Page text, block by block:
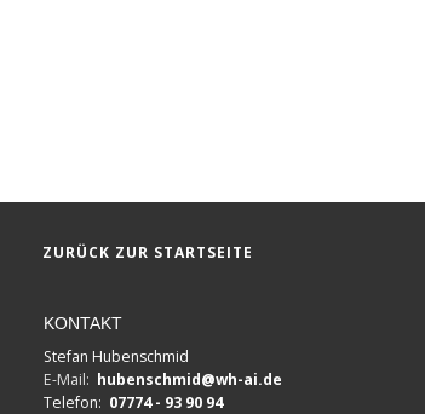
ZURÜCK ZUR STARTSEITE
KONTAKT
Stefan Hubenschmid
E-Mail: hubenschmid@wh-ai.de
Telefon: 07774 - 93 90 94